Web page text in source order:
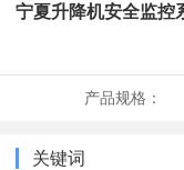
宁夏升降机安全监控
产品规格：
关键词